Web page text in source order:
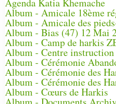
Agenda Katia Khemache
Album - Amicale 18ème
Album - Amicale des
Album - Bias (47) 12 Mai
Album - Camp de harkis
Album - Centre
Album - Cérémonie
Album - Cérémonie des
Album - Cérémonie des
Album - Cœurs de Harkis